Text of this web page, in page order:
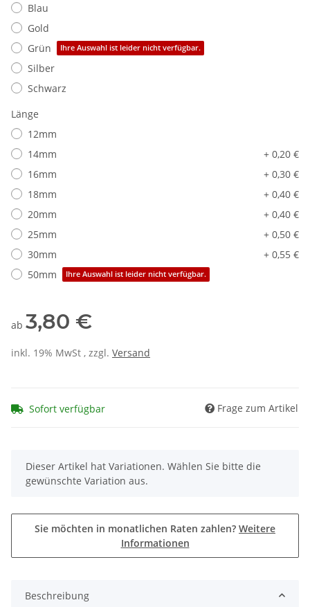
Blau
Gold
Grün
Ihre Auswahl ist leider nicht verfügbar.
Silber
Schwarz
Länge
12mm
14mm
+ 0,20 €
16mm
+ 0,30 €
18mm
+ 0,40 €
20mm
+ 0,40 €
25mm
+ 0,50 €
30mm
+ 0,55 €
50mm
Ihre Auswahl ist leider nicht verfügbar.
ab 3,80 €
inkl. 19% MwSt , zzgl. Versand
Sofort verfügbar Frage zum Artikel
x
Dieser Artikel hat Variationen. Wählen Sie bitte die
gewünschte Variation aus.
Sie möchten in monatlichen Raten zahlen? Weitere
Informationen
Beschreibung